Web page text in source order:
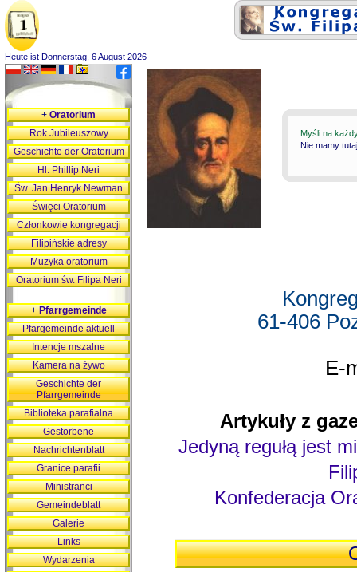
Heute ist Donnerstag, 6 August 2026
Myśli na
Nie mamy
61-406
E-
Artykuły z
Jedyną regułą jest
Konfederacja
+Oratorium
Rok Jubileuszowy
Geschichte der Oratorium
Hl. Phillip Neri
Św. Jan Henryk Newman
Święci Oratorium
Członkowie kongregacji
Filipińskie adresy
Muzyka oratorium
Oratorium św. Filipa Neri
+Pfarrgemeinde
Pfargemeinde aktuell
Intencje mszalne
Kamera na żywo
Geschichte der
Pfarrgemeinde
Biblioteka parafialna
Gestorbene
Nachrichtenblatt
Granice parafii
Ministranci
Gemeindeblatt
Galerie
Links
Wydarzenia